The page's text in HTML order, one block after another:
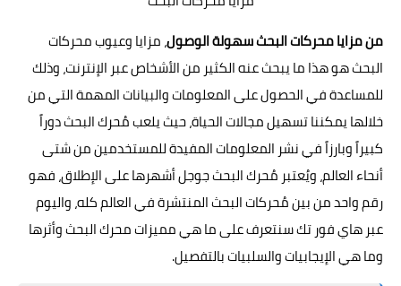
من مزايا محركات البحث سهولة الوصول، مزايا وعيوب محركات
البحث هو هذا ما يبحث عنه الكثير من الأشخاص عبر الإنترنت، وذلك
للمساعدة في الحصول على المعلومات والبيانات المهمة التي من
خلالها يمكننا تسهيل مجالات الحياة، حيث يلعب مُحرك البحث دوراً
كبيراً وبارزاً في نشر المعلومات المفيدة للمستخدمين من شتى
أنحاء العالم، ويُعتبر مُحرك البحث جوجل أشهرها على الإطلاق، فهو
رقم واحد من بين مُحركات البحث المنتشرة في العالم كله، واليوم
عبرهاي فور تكسنتعرف على ما هي مميزات محرك البحث وأثرها
وما هي الإيجابيات والسلبيات بالتفصيل.